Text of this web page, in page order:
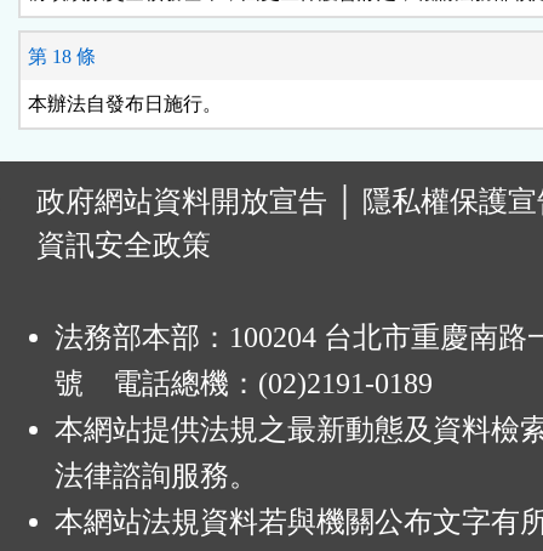
第 18 條
政府網站資料開放宣告
隱私權保護
資訊安全政策
法務部本部：100204 台北市重慶南路
號 電話總機：(02)2191-0189
本網站提供法規之最新動態及資料檢
法律諮詢服務。
本網站法規資料若與機關公布文字有